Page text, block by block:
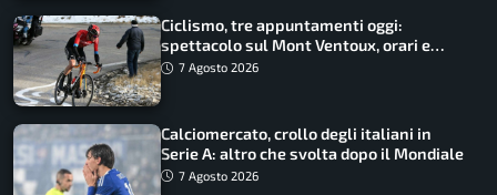
Ciclismo, tre appuntamenti oggi:
spettacolo sul Mont Ventoux, orari e
come vederli
7 Agosto 2026
Calciomercato, crollo degli italiani in
Serie A: altro che svolta dopo il Mondiale
7 Agosto 2026